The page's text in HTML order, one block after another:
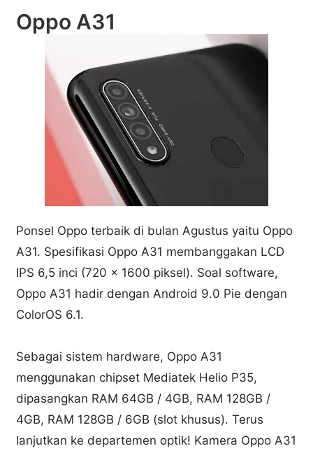
Oppo A31
Ponsel Oppo terbaik di bulan Agustus yaitu Oppo
A31. Spesifikasi Oppo A31 membanggakan LCD
IPS 6,5 inci (720 x 1600 piksel). Soal software,
Oppo A31 hadir dengan Android 9.0 Pie dengan
ColorOS 6.1.
Sebagai sistem hardware, Oppo A31
menggunakan chipset Mediatek Helio P35,
dipasangkan RAM 64GB / 4GB, RAM 128GB /
4GB, RAM 128GB / 6GB (slot khusus). Terus
lanjutkan ke departemen optik! Kamera Oppo A31